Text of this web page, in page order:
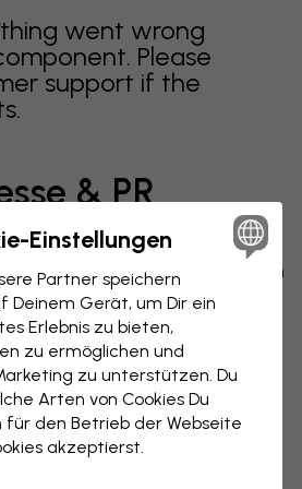
went wrong
Please
support if the
& PR
und Inspirationen rund um
und aktuelle Trends. In unserem
finden Sie Pressematerial,
und Informationen zu unseren
Kollektionen.
können Sie uns auch über
kontaktieren.
Einstellungen
Partner speichern
Deinem Gerät, um Dir ein
Erlebnis zu bieten,
zu ermöglichen und
zu unterstützen. Du
Arten von Cookies Du
für den Betrieb der Webseite
akzeptierst.